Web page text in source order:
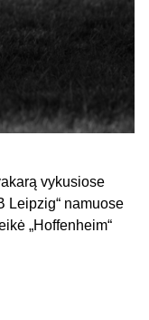
vykusiose
Leipzig“ namuose
„Hoffenheim“